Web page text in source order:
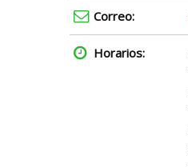
Correo:
Horarios: